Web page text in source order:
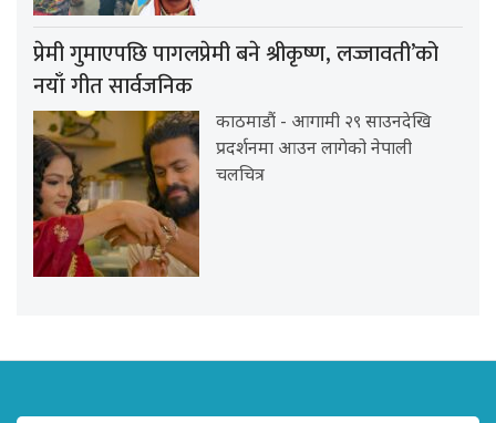
प्रेमी गुमाएपछि पागलप्रेमी बने श्रीकृष्ण, लज्जावती’को
नयाँ गीत सार्वजनिक
काठमाडौं - आगामी २९ साउनदेखि
प्रदर्शनमा आउन लागेको नेपाली
चलचित्र